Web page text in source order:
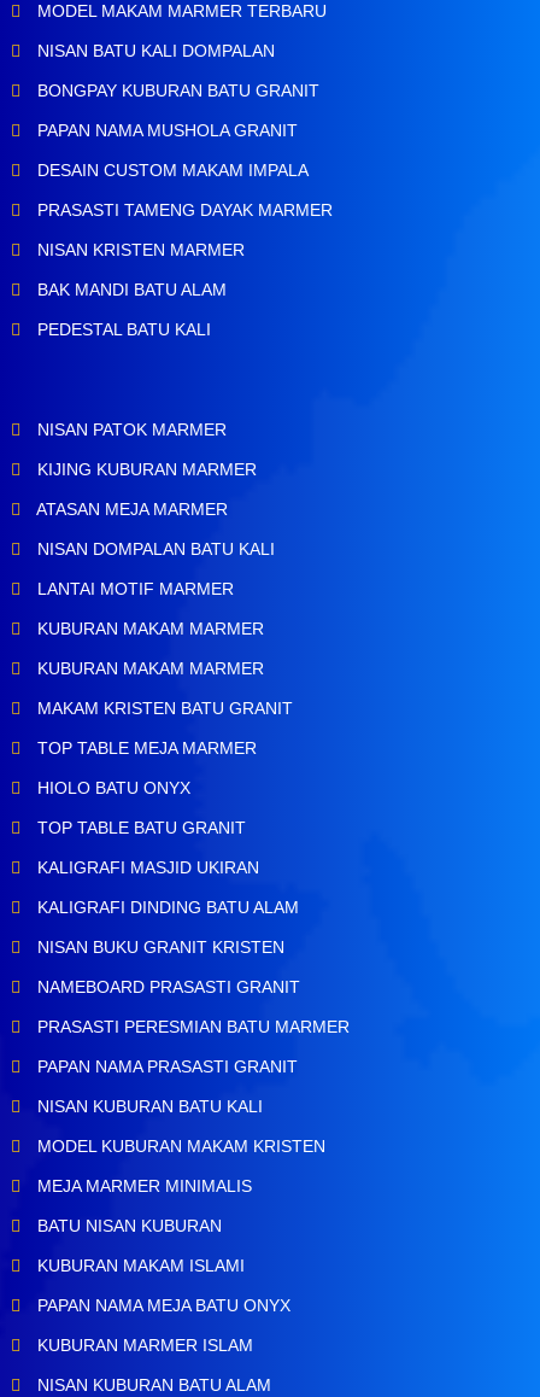
MODEL MAKAM MARMER TERBARU
NISAN BATU KALI DOMPALAN
BONGPAY KUBURAN BATU GRANIT
PAPAN NAMA MUSHOLA GRANIT
DESAIN CUSTOM MAKAM IMPALA
PRASASTI TAMENG DAYAK MARMER
NISAN KRISTEN MARMER
BAK MANDI BATU ALAM
PEDESTAL BATU KALI
NISAN PATOK MARMER
KIJING KUBURAN MARMER
ATASAN MEJA MARMER
NISAN DOMPALAN BATU KALI
LANTAI MOTIF MARMER
KUBURAN MAKAM MARMER
KUBURAN MAKAM MARMER
MAKAM KRISTEN BATU GRANIT
TOP TABLE MEJA MARMER
HIOLO BATU ONYX
TOP TABLE BATU GRANIT
KALIGRAFI MASJID UKIRAN
KALIGRAFI DINDING BATU ALAM
NISAN BUKU GRANIT KRISTEN
NAMEBOARD PRASASTI GRANIT
PRASASTI PERESMIAN BATU MARMER
PAPAN NAMA PRASASTI GRANIT
NISAN KUBURAN BATU KALI
MODEL KUBURAN MAKAM KRISTEN
MEJA MARMER MINIMALIS
BATU NISAN KUBURAN
KUBURAN MAKAM ISLAMI
PAPAN NAMA MEJA BATU ONYX
KUBURAN MARMER ISLAM
NISAN KUBURAN BATU ALAM